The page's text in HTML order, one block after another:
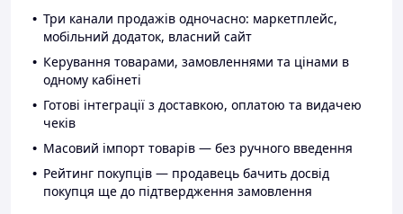
Три канали продажів одночасно: маркетплейс,
мобільний додаток, власний сайт
Керування товарами, замовленнями та цінами в
одному кабінеті
Готові інтеграції з доставкою, оплатою та видачею
чеків
Масовий імпорт товарів — без ручного введення
Рейтинг покупців — продавець бачить досвід
покупця ще до підтвердження замовлення